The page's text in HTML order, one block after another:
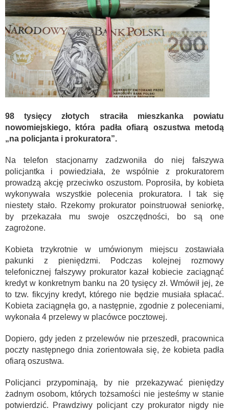
98 tysięcy złotych straciła mieszkanka powiatu
nowomiejskiego, która padła ofiarą oszustwa metodą
„na policjanta i prokuratora”.
Na telefon stacjonarny zadzwoniła do niej fałszywa
policjantka i powiedziała, że wspólnie z prokuratorem
prowadzą akcję przeciwko oszustom. Poprosiła, by kobieta
wykonywała wszystkie polecenia prokuratora. I tak się
niestety stało. Rzekomy prokurator poinstruował seniorkę,
by przekazała mu swoje oszczędności, bo są one
zagrożone.
Kobieta trzykrotnie w umówionym miejscu zostawiała
pakunki z pieniędzmi. Podczas kolejnej rozmowy
telefonicznej fałszywy prokurator kazał kobiecie zaciągnąć
kredyt w konkretnym banku na 20 tysięcy zł. Wmówił jej, że
to tzw. fikcyjny kredyt, którego nie będzie musiała spłacać.
Kobieta zaciągnęła go, a następnie, zgodnie z poleceniami,
wykonała 4 przelewy w placówce pocztowej.
Dopiero, gdy jeden z przelewów nie przeszedł, pracownica
poczty następnego dnia zorientowała się, że kobieta padła
ofiarą oszustwa.
Policjanci przypominają, by nie przekazywać pieniędzy
żadnym osobom, których tożsamości nie jesteśmy w stanie
potwierdzić. Prawdziwy policjant czy prokurator nigdy nie